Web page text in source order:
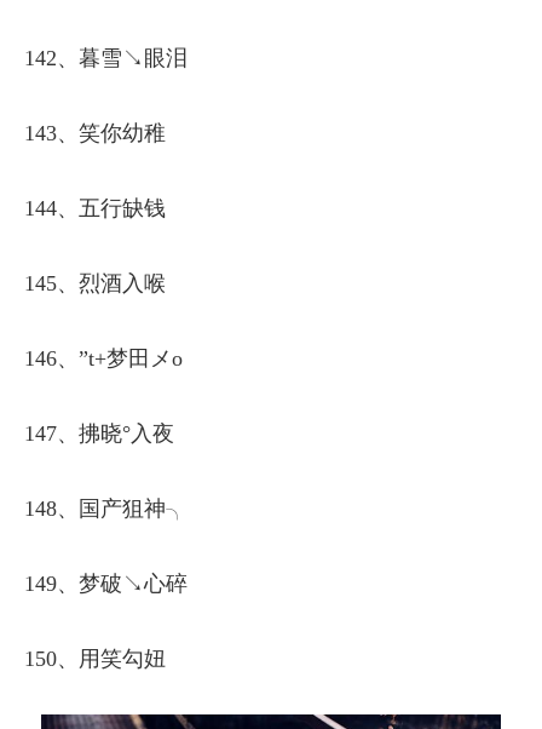
142、暮雪↘眼泪
143、笑你幼稚
144、五行缺钱
145、烈酒入喉
146、”t+梦田メo
147、拂晓°入夜
148、国产狙神╮
149、梦破↘心碎
150、用笑勾妞